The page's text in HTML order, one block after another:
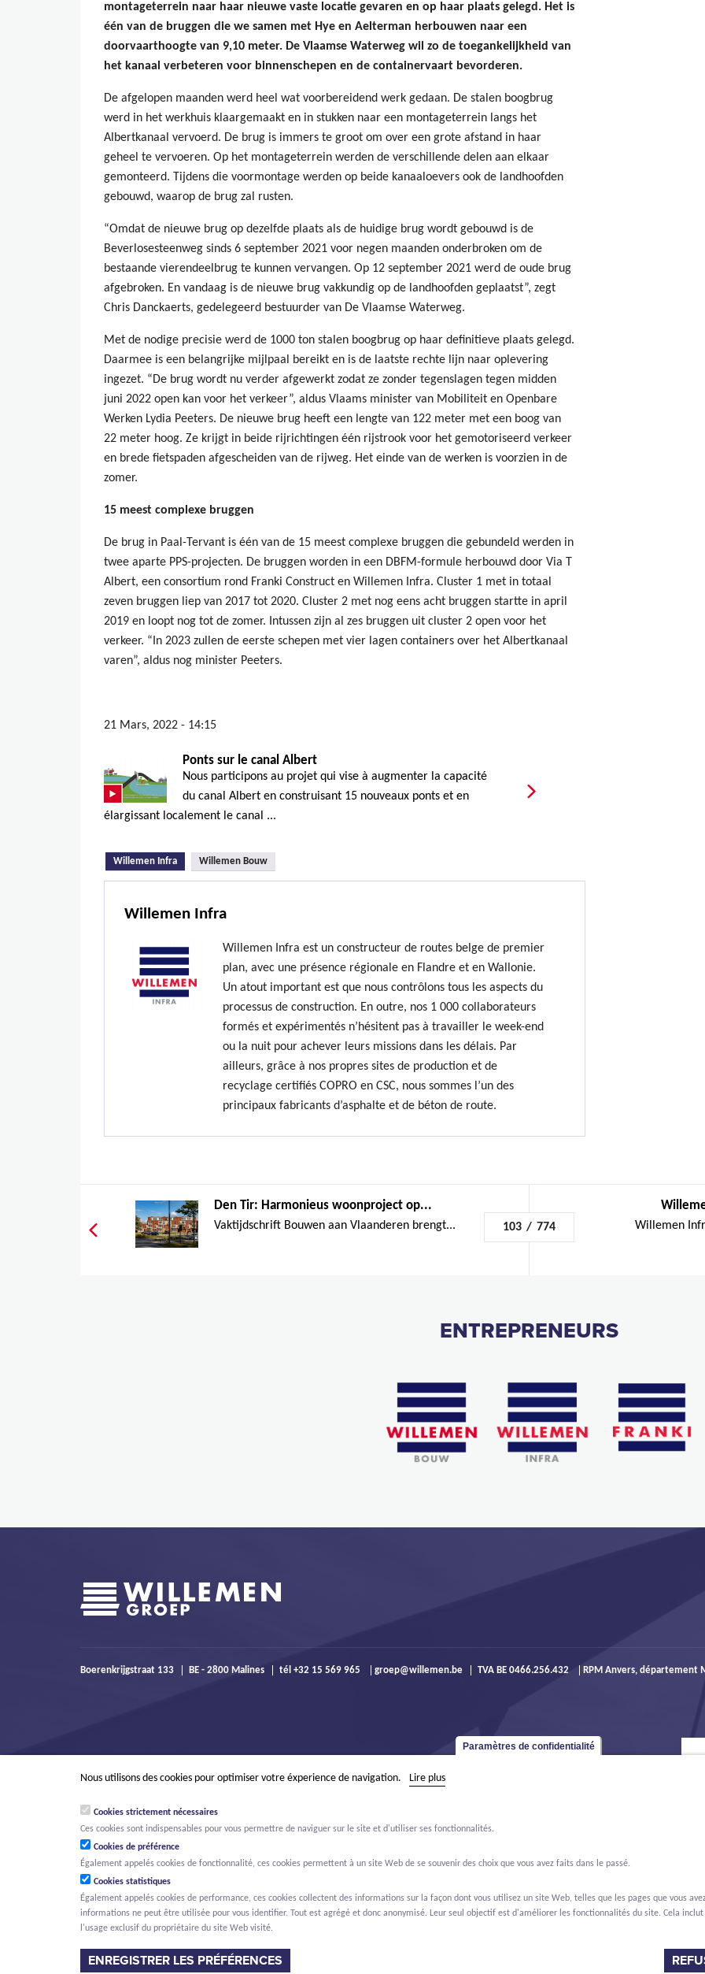
montageterrein naar haar nieuwe vaste locatie gevaren en op haar plaats gelegd. Het is
één van de bruggen die we samen met Hye en Aelterman herbouwen naar een
doorvaarthoogte van 9,10 meter. De Vlaamse Waterweg wil zo de toegankelijkheid van
het kanaal verbeteren voor binnenschepen en de containervaart bevorderen.
De afgelopen maanden werd heel wat voorbereidend werk gedaan. De stalen boogbrug
werd in het werkhuis klaargemaakt en in stukken naar een montageterrein langs het
Albertkanaal vervoerd. De brug is immers te groot om over een grote afstand in haar
geheel te vervoeren. Op het montageterrein werden de verschillende delen aan elkaar
gemonteerd. Tijdens die voormontage werden op beide kanaaloevers ook de landhoofden
gebouwd, waarop de brug zal rusten.
“Omdat de nieuwe brug op dezelfde plaats als de huidige brug wordt gebouwd is de
Beverlosesteenweg sinds 6 september 2021 voor negen maanden onderbroken om de
bestaande vierendeelbrug te kunnen vervangen. Op 12 september 2021 werd de oude brug
afgebroken. En vandaag is de nieuwe brug vakkundig op de landhoofden geplaatst”, zegt
Chris Danckaerts, gedelegeerd bestuurder van De Vlaamse Waterweg.
Met de nodige precisie werd de 1000 ton stalen boogbrug op haar definitieve plaats gelegd.
Daarmee is een belangrijke mijlpaal bereikt en is de laatste rechte lijn naar oplevering
ingezet. “De brug wordt nu verder afgewerkt zodat ze zonder tegenslagen tegen midden
juni 2022 open kan voor het verkeer”, aldus Vlaams minister van Mobiliteit en Openbare
Werken Lydia Peeters. De nieuwe brug heeft een lengte van 122 meter met een boog van
22 meter hoog. Ze krijgt in beide rijrichtingen één rijstrook voor het gemotoriseerd verkeer
en brede fietspaden afgescheiden van de rijweg. Het einde van de werken is voorzien in de
zomer.
15 meest complexe bruggen
De brug in Paal-Tervant is één van de 15 meest complexe bruggen die gebundeld werden in
twee aparte PPS-projecten. De bruggen worden in een DBFM-formule herbouwd door Via T
Albert, een consortium rond Franki Construct en Willemen Infra. Cluster 1 met in totaal
zeven bruggen liep van 2017 tot 2020. Cluster 2 met nog eens acht bruggen startte in april
2019 en loopt nog tot de zomer. Intussen zijn al zes bruggen uit cluster 2 open voor het
verkeer. “In 2023 zullen de eerste schepen met vier lagen containers over het Albertkanaal
varen”, aldus nog minister Peeters.
21 Mars, 2022 - 14:15
Ponts sur le canal Albert
Nous participons au projet qui vise à augmenter la capacité
du canal Albert en construisant 15 nouveaux ponts et en
élargissant localement le canal ...
Willemen Infra (onglet actif)
Willemen Bouw
Willemen Infra
Willemen Infra est un constructeur de routes belge de premier
plan, avec une présence régionale en Flandre et en Wallonie.
Un atout important est que nous contrôlons tous les aspects du
processus de construction. En outre, nos 1 000 collaborateurs
formés et expérimentés n’hésitent pas à travailler le week-end
ou la nuit pour achever leurs missions dans les délais. Par
ailleurs, grâce à nos propres sites de production et de
recyclage certifiés COPRO en CSC, nous sommes l’un des
principaux fabricants d’asphalte et de béton de route.
Den Tir: Harmonieus woonproject op...
Vaktijdschrift Bouwen aan Vlaanderen brengt... 103 / 774 Willemen
ENTREPRENEURS
Boerenkrijgstraat 133 BE - 2800 Malines tél +32 15 569 965 groep@willemen.be TVA BE 0466.256.432 RPM Anvers, département
© Willemen Groep Activités Projets Innovation
Paramètres de confidentialité
Nous utilisons des cookies pour optimiser votre éxperience de navigation. Lire plus
Cookies strictement nécessaires
Ces cookies sont indispensables pour vous permettre de naviguer sur le site et d'utiliser ses fonctionnalités.
Cookies de préférence
Également appelés cookies de fonctionnalité, ces cookies permettent à un site Web de se souvenir des choix que vous avez faits dans le passé.
Cookies statistiques
Également appelés cookies de performance, ces cookies collectent des informations sur la façon dont vous utilisez un site Web, telles que les pages que vous
informations ne peut être utilisée pour vous identifier. Tout est agrégé et donc anonymisé. Leur seul objectif est d'améliorer les fonctionnalités du site. Cela
l'usage exclusif du propriétaire du site Web visité.
ENREGISTRER LES PRÉFÉRENCES